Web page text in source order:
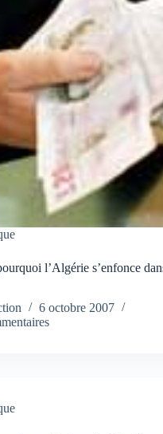
l’Algérie s’enfonce
6 octobre 2007